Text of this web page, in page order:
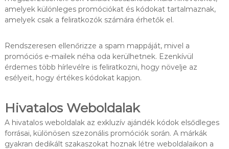
amelyek különleges promóciókat és kódokat tartalmaznak,
amelyek csak a feliratkozók számára érhetők el.
Rendszeresen ellenőrizze a spam mappáját, mivel a
promóciós e-mailek néha oda kerülhetnek. Ezenkívül
érdemes több hírlevélre is feliratkozni, hogy növelje az
esélyeit, hogy értékes kódokat kapjon.
Hivatalos Weboldalak
A hivatalos weboldalak az exkluzív ajándék kódok elsődleges
forrásai, különösen szezonális promóciók során. A márkák
gyakran dedikált szakaszokat hoznak létre weboldalaikon a